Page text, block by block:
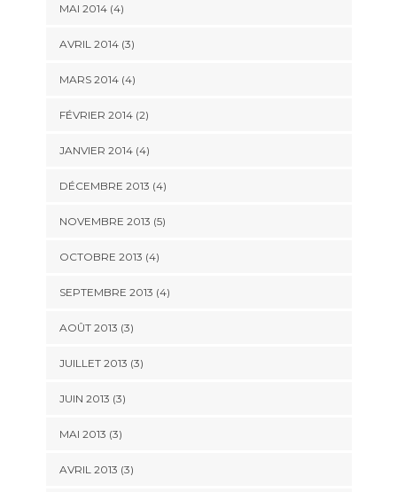
MAI 2014(4)
AVRIL 2014(3)
MARS 2014(4)
FÉVRIER 2014(2)
JANVIER 2014(4)
DÉCEMBRE 2013 (4)
NOVEMBRE 2013 (5)
OCTOBRE 2013 (4)
SEPTEMBRE 2013 (4)
AOÛT 2013 (3)
JUILLET 2013 (3)
JUIN 2013 (3)
MAI 2013 (3)
AVRIL 2013 (3)